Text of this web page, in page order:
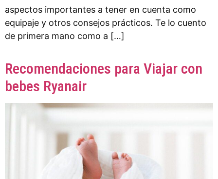
aspectos importantes a tener en cuenta como
equipaje y otros consejos prácticos. Te lo cuento
de primera mano como a […]
Recomendaciones para Viajar con
bebes Ryanair